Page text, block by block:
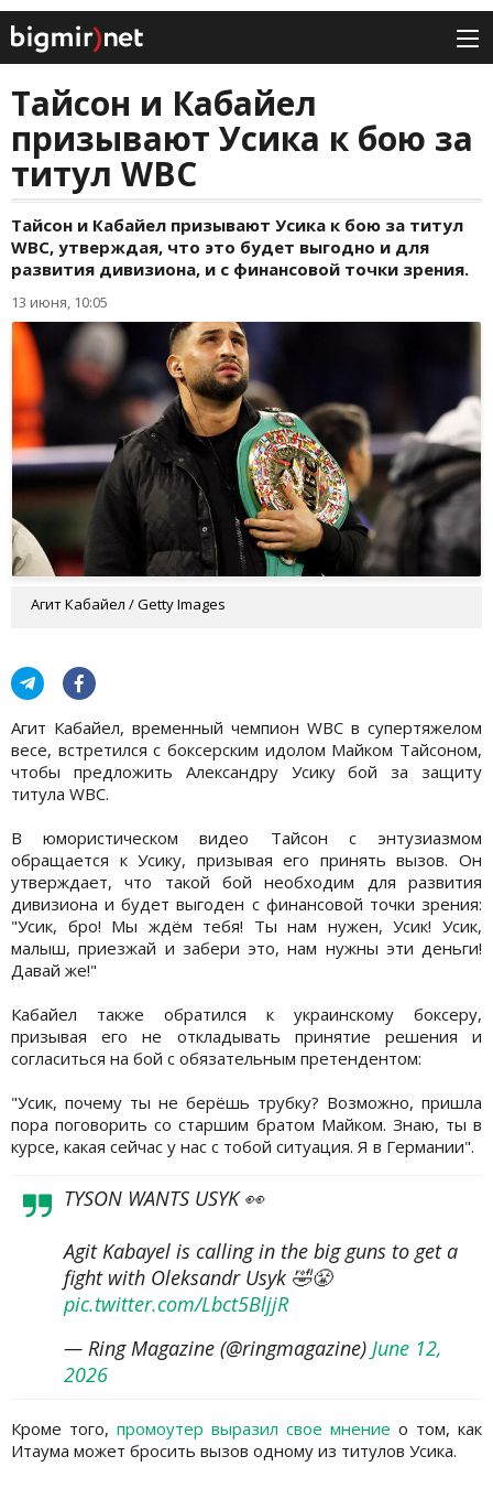
Тайсон и Кабайел
призывают Усика к бою за
титул WBC
Тайсон и Кабайел призывают Усика к бою за титул
WBC, утверждая, что это будет выгодно и для
развития дивизиона, и с финансовой точки зрения.
13 июня, 10:05
Агит Кабайел / Getty Images
Агит Кабайел, временный чемпион WBC в супертяжелом
весе, встретился с боксерским идолом Майком Тайсоном,
чтобы предложить Александру Усику бой за защиту
титула WBC.
В юмористическом видео Тайсон с энтузиазмом
обращается к Усику, призывая его принять вызов. Он
утверждает, что такой бой необходим для развития
дивизиона и будет выгоден с финансовой точки зрения:
"Усик, бро! Мы ждём тебя! Ты нам нужен, Усик! Усик,
малыш, приезжай и забери это, нам нужны эти деньги!
Давай же!"
Кабайел также обратился к украинскому боксеру,
призывая его не откладывать принятие решения и
согласиться на бой с обязательным претендентом:
"Усик, почему ты не берёшь трубку? Возможно, пришла
пора поговорить со старшим братом Майком. Знаю, ты в
курсе, какая сейчас у нас с тобой ситуация. Я в Германии".
TYSON WANTS USYK 👀
Agit Kabayel is calling in the big guns to get a
fight with Oleksandr Usyk 🤣😤
pic.twitter.com/Lbct5BljjR
— Ring Magazine (@ringmagazine) June 12,
2026
Кроме того, промоутер выразил свое мнение о том, как
Итаума может бросить вызов одному из титулов Усика.